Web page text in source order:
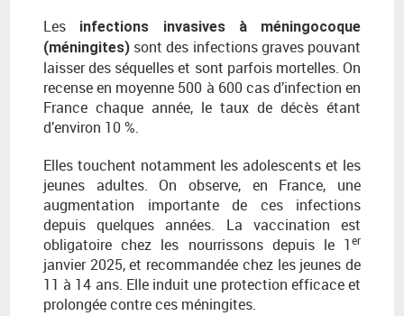
Les
infections invasives à méningocoque
(méningites) sont des infections graves pouvant
laisser des séquelles et sont parfois mortelles. On
recense en moyenne 500 à 600 cas d’infection en
France chaque année, le taux de décès étant
d’environ 10 %.
Elles touchent notamment les adolescents et les
jeunes adultes. On observe, en France, une
augmentation importante de ces infections
depuis quelques années. La vaccination est
obligatoire chez les nourrissons depuis le 1er
janvier 2025, et recommandée chez les jeunes de
11 à 14 ans. Elle induit une protection efficace et
prolongée contre ces méningites.